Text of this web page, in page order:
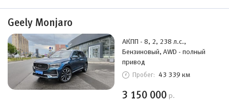
Geely Monjaro
АКПП - 8, 2, 238 л.с.,
Бензиновый, AWD - полный
привод
Пробег: 43 339 км
3 150 000 р.